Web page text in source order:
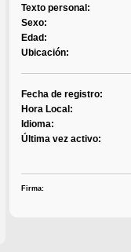
Texto personal:
Sexo:
Edad:
Ubicación:
Fecha de registro:
Hora Local:
Idioma:
Última vez activo:
Firma: